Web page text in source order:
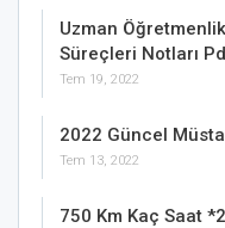
Uzman
Süreçleri Notları
Tem 19, 2022
2022 Güncel
Tem 13, 2022
750 Km Kaç Saat